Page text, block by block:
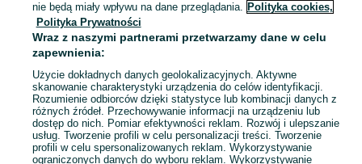
Mapa kategorii
Mapa miejscowości
Mapa ministron
Popularne wyszukiwania
nie będą miały wpływu na dane przeglądania. Polityka cookies,
Polityka Prywatności
Wraz z naszymi partnerami przetwarzamy dane w celu
zapewnienia:
Użycie dokładnych danych geolokalizacyjnych. Aktywne
skanowanie charakterystyki urządzenia do celów identyfikacji.
Rozumienie odbiorców dzięki statystyce lub kombinacji danych z
różnych źródeł. Przechowywanie informacji na urządzeniu lub
dostęp do nich. Pomiar efektywności reklam. Rozwój i ulepszanie
usług. Tworzenie profili w celu personalizacji treści. Tworzenie
profili w celu spersonalizowanych reklam. Wykorzystywanie
ograniczonych danych do wyboru reklam. Wykorzystywanie